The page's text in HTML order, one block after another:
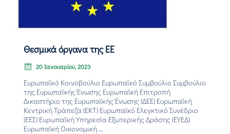
Θεσμικά όργανα της ΕΕ
20 Ιανουαρίου, 2023
Ευρωπαϊκό Κοινοβούλιο Ευρωπαϊκό Συμβούλιο Συμβούλιο
της Ευρωπαϊκής Ένωσης Ευρωπαϊκή Επιτροπή
Δικαστήριο της Ευρωπαϊκής Ένωσης (ΔΕΕ) Ευρωπαϊκή
Κεντρική Τράπεζα (ΕΚΤ) Ευρωπαϊκό Ελεγκτικό Συνέδριο
(ΕΕΣ) Ευρωπαϊκή Υπηρεσία Εξωτερικής Δράσης (ΕΥΕΔ)
Ευρωπαϊκή Οικονομική ...